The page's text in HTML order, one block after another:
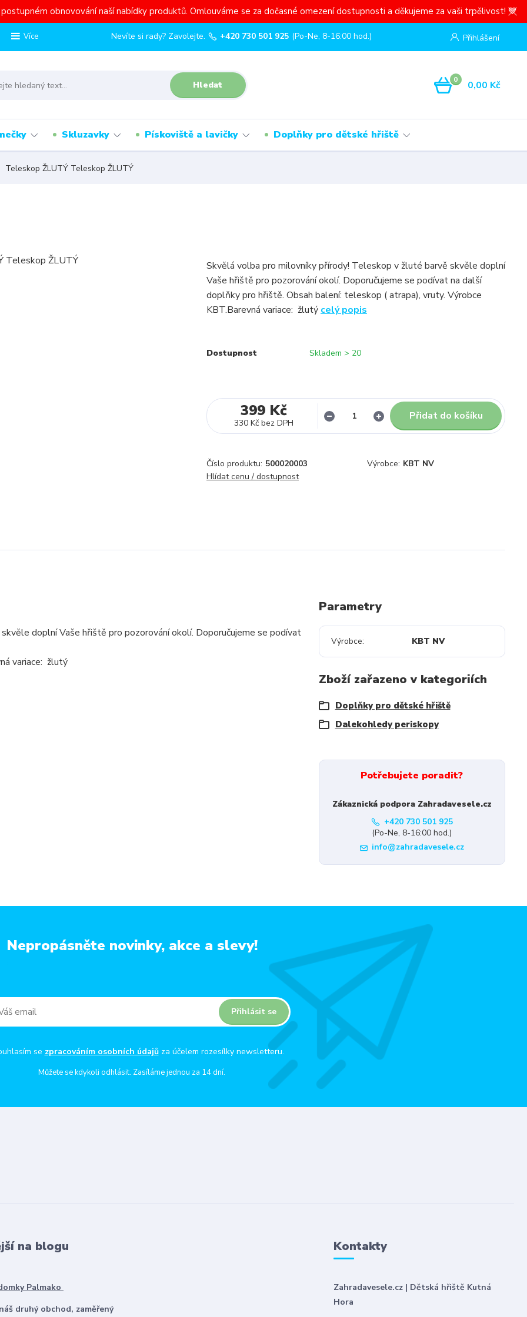
obnovování naší nabídky produktů. Omlouváme se za dočasné omezení dostupnosti a děkujeme za vaši trpělivost! 💙
Více Přihlášení
Hledat
Nevíte si rady? Zavolejte. +420 730 501 925 (Po-Ne, 8-16:00 hod.)
0 0,00 Kč
Skluzavky Pískoviště a lavičky Doplňky pro dětské hřiště
Teleskop ŽLUTÝ Teleskop ŽLUTÝ
Skvělá volba pro milovníky přírody! Teleskop v žluté barvě skvěle doplní
Vaše hřiště pro pozorování okolí. Doporučujeme se podívat na další
doplňky pro hřiště. Obsah balení: teleskop ( atrapa), vruty. Výrobce
KBT.Barevná variace: žlutý celý popis
Dostupnost Skladem > 20
399 Kč
330 Kč bez DPH
Přidat do košíku
Číslo produktu: 500020003 Výrobce: KBT NV
Hlídat cenu / dostupnost
doplní Vaše hřiště pro pozorování okolí. Doporučujeme se podívat
variace: žlutý
Parametry
Výrobce KBT NV
Zboží zařazeno v kategoriích
Doplňky pro dětské hřiště
Dalekohledy periskopy
Potřebujete poradit?
Zákaznická podpora Zahradavesele.cz
+420 730 501 925
(Po-Ne, 8-16:00 hod.)
info@zahradavesele.cz
Nepropásněte novinky, akce a slevy!
Přihlásit se
se zpracováním osobních údajůza účelem rozesílky newsletteru.
Můžete se kdykoli odhlásit. Zasíláme jednou za 14 dní.
na blogu
Palmako
druhý obchod, zaměřený
Kontakty
Zahradavesele.cz | Dětská hřiště Kutná
Hora